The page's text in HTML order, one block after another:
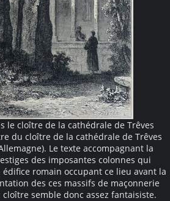
le cloître de la cathédrale de Trêves
du cloître de la cathédrale de Trêves
Le texte accompagnant la
des imposantes colonnes qui
romain occupant ce lieu avant la
des ces massifs de maçonnerie
semble donc assez fantaisiste.